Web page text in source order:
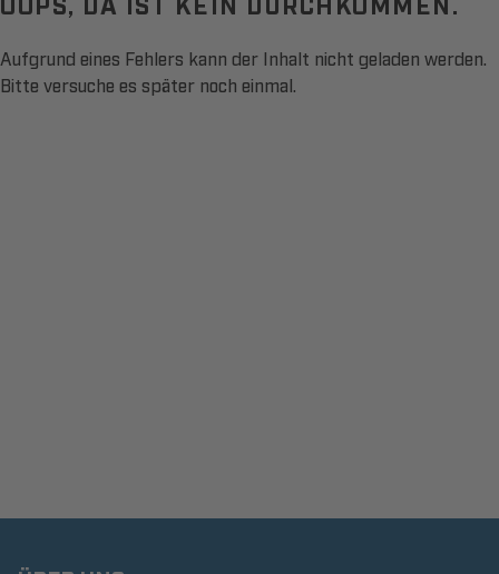
Aufgrund eines Fehlers kann der Inhalt nicht geladen werden.
Bitte versuche es später noch einmal.